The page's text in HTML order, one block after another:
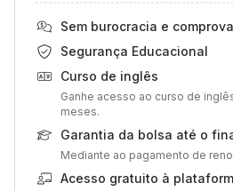
Sem burocracia e
Segurança Educacional
Curso de inglês
Ganhe acesso ao curso de
meses.
Garantia da bolsa até o
Mediante ao pagamento de
Acesso gratuito à